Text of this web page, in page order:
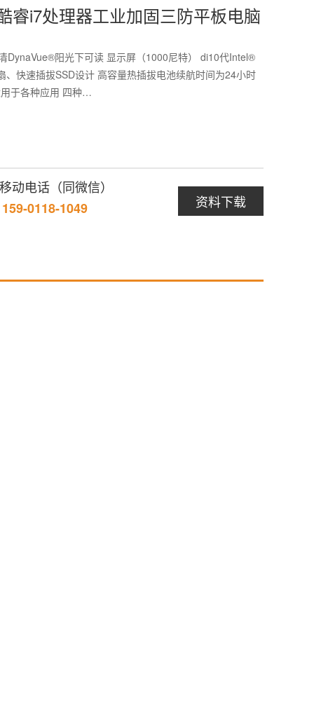
睿i7处理器工业加固三防平板电脑
DynaVue®阳光下可读 显示屏（1000尼特） di10代Intel®
快速插拔SSD设计 高容量热插拔电池续航时间为24小时
于各种应用 四种…
资料下载
动电话（同微信）
0118-1049